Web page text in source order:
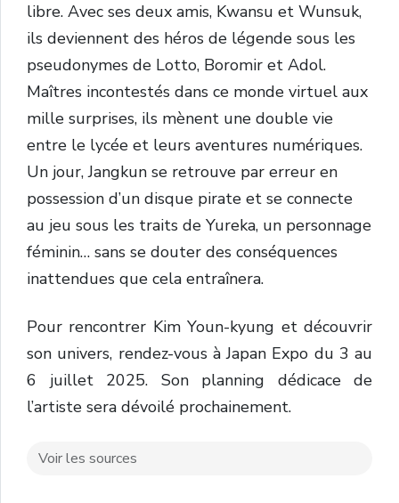
libre. Avec ses deux amis, Kwansu et Wunsuk,
ils deviennent des héros de légende sous les
pseudonymes de Lotto, Boromir et Adol.
Maîtres incontestés dans ce monde virtuel aux
mille surprises, ils mènent une double vie
entre le lycée et leurs aventures numériques.
Un jour, Jangkun se retrouve par erreur en
possession d’un disque pirate et se connecte
au jeu sous les traits de Yureka, un personnage
féminin… sans se douter des conséquences
inattendues que cela entraînera.
Pour rencontrer Kim Youn-kyung et découvrir
son univers, rendez-vous à Japan Expo du 3 au
6 juillet 2025. Son planning dédicace de
l’artiste sera dévoilé prochainement.
Voir les sources